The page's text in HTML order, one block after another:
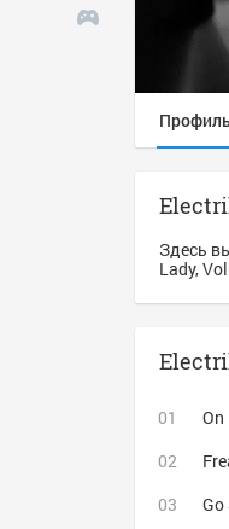
Здесь
Lady,